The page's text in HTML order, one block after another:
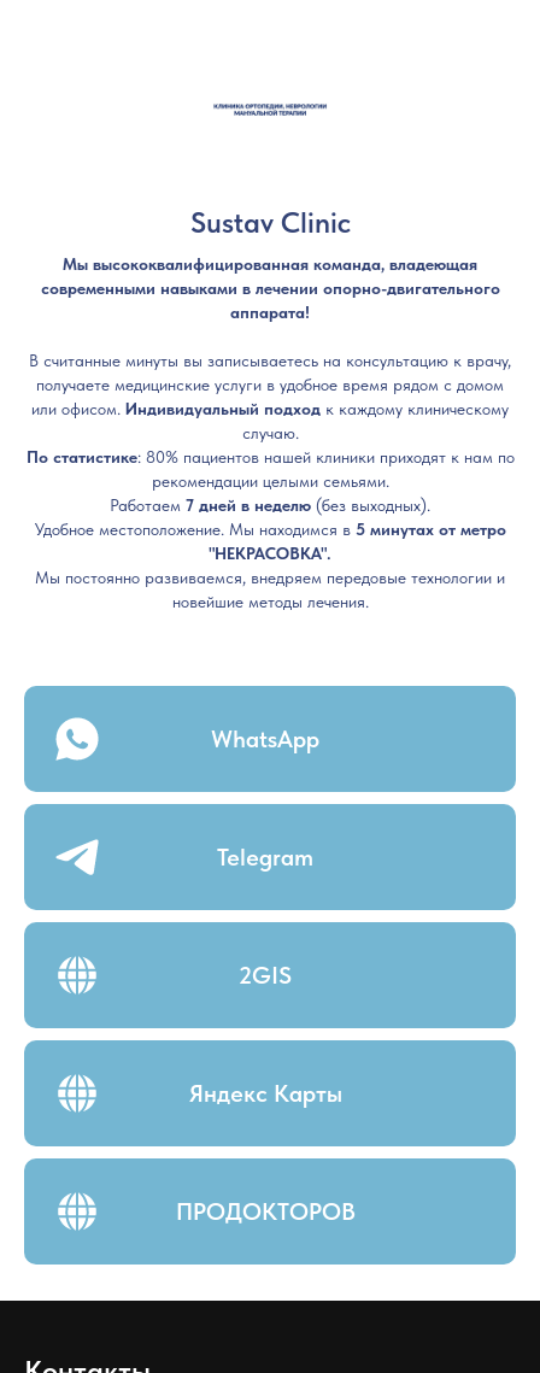
Sustav Clinic
Мы высококвалифицированная команда, владеющая
современными навыками в лечении опорно-двигательного
аппарата!
В считанные минуты вы записываетесь на консультацию к врачу,
получаете медицинские услуги в удобное время рядом с домом
или офисом. Индивидуальный подход к каждому клиническому
случаю.
По статистике: 80% пациентов нашей клиники приходят к нам по
рекомендации целыми семьями.
Работаем 7 дней в неделю (без выходных).
Удобное местоположение. Мы находимся в 5 минутах от метро
"НЕКРАСОВКА".
Мы постоянно развиваемся, внедряем передовые технологии и
новейшие методы лечения.
WhatsApp
Telegram
2GIS
Яндекс Карты
ПРОДОКТОРОВ